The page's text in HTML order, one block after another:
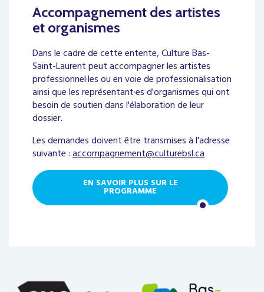
Accompagnement des artistes
et organismes
Dans le cadre de cette entente, Culture Bas-
Saint-Laurent peut accompagner les artistes
professionnel·les ou en voie de professionalisation
ainsi que lesreprésentant·esd'organismes qui ont
besoin de soutien dans l'élaboration de leur
dossier.
Les demandes doivent être transmises à l'adresse
suivante :accompagnement@culturebsl.ca
EN SAVOIR PLUS SUR LE
PROGRAMME